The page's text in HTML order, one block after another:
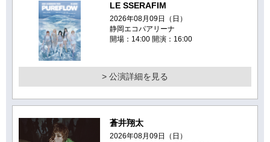
LE SSERAFIM
2026年08月09日（日）
静岡エコパアリーナ
開場：14:00 開演：16:00
> 公演詳細を見る
蒼井翔太
2026年08月09日（日）